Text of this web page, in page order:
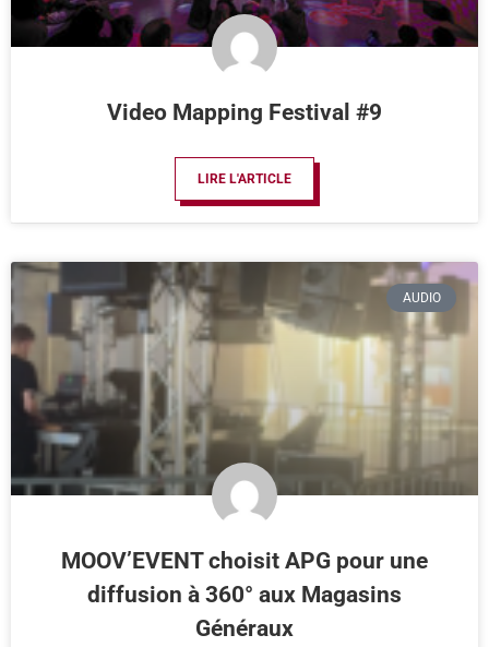
Video Mapping Festival #9
LIRE L'ARTICLE
AUDIO
MOOV’EVENT choisit APG pour une
diffusion à 360° aux Magasins
Généraux